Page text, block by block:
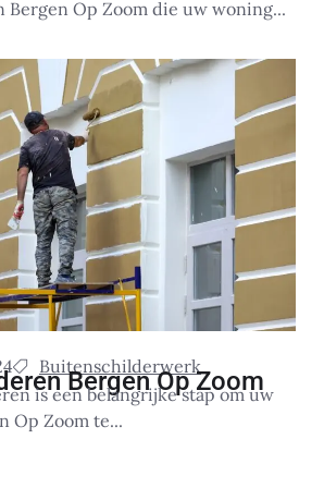
Op Zoom die uw woning...
Buitenschilderwerk
Bergen Op Zoom
is een belangrijke stap om uw
Op Zoom te...